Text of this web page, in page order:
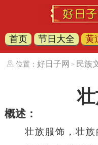
首页 节日大全 黄
位置： 好日子网 > 民族
概述：
壮族服饰，壮族